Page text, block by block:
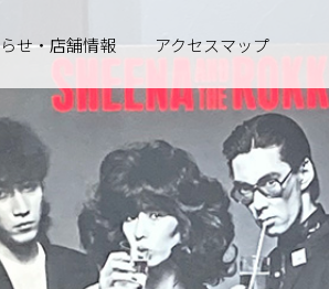
せ・店舗情報 アクセスマップ